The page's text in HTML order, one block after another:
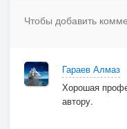
Чтобы добавить
Гараев Алмаз
Хорошая
автору.